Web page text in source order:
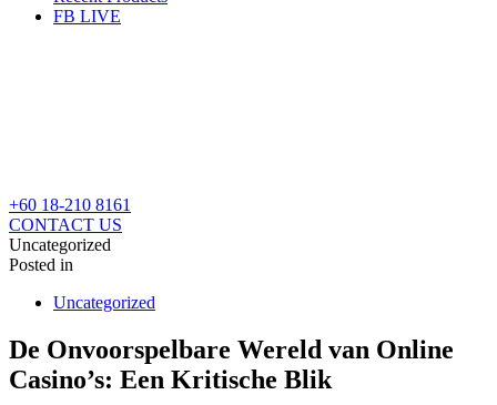
FB LIVE
+60 18-210 8161
CONTACT US
Uncategorized
Posted in
Uncategorized
De Onvoorspelbare Wereld van Online
Casino’s: Een Kritische Blik